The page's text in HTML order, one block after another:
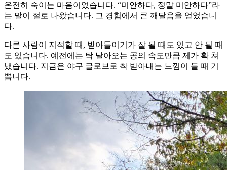
온전히 숙이는 마음이었습니다. “미안하다, 정말 미안하다”라
는 말이 절로 나왔습니다. 그 경험에서 큰 깨달음을 얻었습니
다.
다른 사람이 지적할 때, 받아들이기가 잘 될 때도 있고 안 될 때
도 있습니다. 예전에는 탁 날아오는 공의 속도만큼 제가 확 쳐
냈습니다. 지금은 야구 글로브로 착 받아내는 느낌이 들 때 기
쁩니다.